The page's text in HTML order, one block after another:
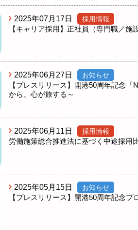
2025年07月17日 採用情報
【キャリア採用】正社員（専門職／施
2025年06月27日 お知らせ
【プレスリリース】開港50周年記念
から、心が旅する～
2025年06月11日 採用情報
労働施策総合推進法に基づく中途採用
2025年05月15日 お知らせ
【プレスリリース】開港50周年記念